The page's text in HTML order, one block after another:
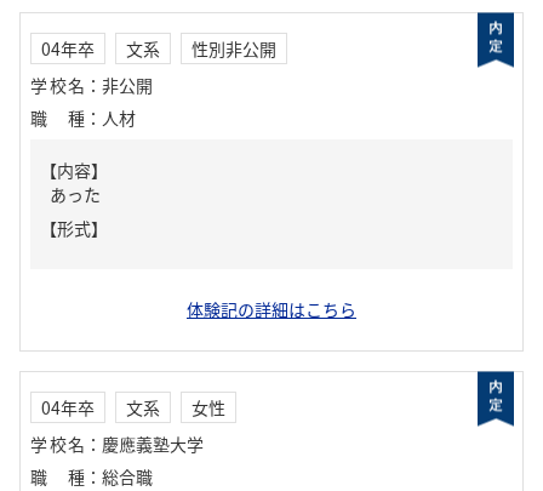
04年卒 文系
性別非公開
学校名 ： 非公開
職種 ： 人材
【内容】
あった
【形式】
体験記の詳細はこちら
04年卒 文系
女性
学校名 ： 慶應義塾大学
職種 ： 総合職